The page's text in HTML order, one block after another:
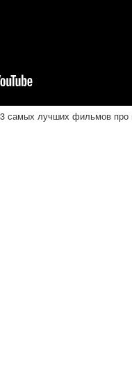
самых лучших фильмов про